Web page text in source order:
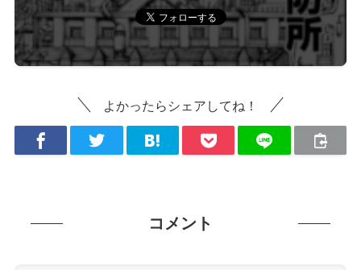
よかったらシェアしてね！
コメント